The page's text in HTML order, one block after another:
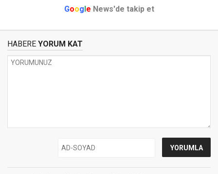
Google News'de takip et
HABERE YORUM KAT